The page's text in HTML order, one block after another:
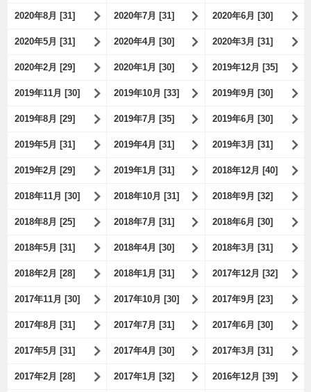
2020年8月 [31] 2020年7月 [31] 2020年6月 [30]
2020年5月 [31] 2020年4月 [30] 2020年3月 [31]
2020年2月 [29] 2020年1月 [30] 2019年12月 [35]
2019年11月 [30] 2019年10月 [33] 2019年9月 [30]
2019年8月 [29] 2019年7月 [35] 2019年6月 [30]
2019年5月 [31] 2019年4月 [31] 2019年3月 [31]
2019年2月 [29] 2019年1月 [31] 2018年12月 [40]
2018年11月 [30] 2018年10月 [31] 2018年9月 [32]
2018年8月 [25] 2018年7月 [31] 2018年6月 [30]
2018年5月 [31] 2018年4月 [30] 2018年3月 [31]
2018年2月 [28] 2018年1月 [31] 2017年12月 [32]
2017年11月 [30] 2017年10月 [30] 2017年9月 [23]
2017年8月 [31] 2017年7月 [31] 2017年6月 [30]
2017年5月 [31] 2017年4月 [30] 2017年3月 [31]
2017年2月 [28] 2017年1月 [32] 2016年12月 [39]